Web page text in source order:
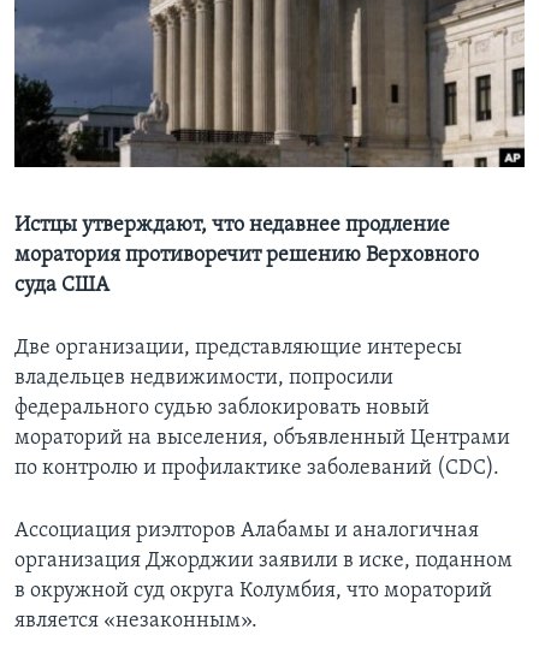
Learning English
СОЦИАЛЬНЫЕ СЕТИ
Языки
Истцы утверждают, что недавнее продление
моратория противоречит решению Верховного
суда США
Две организации, представляющие интересы
владельцев недвижимости, попросили
федерального судью заблокировать новый
мораторий на выселения, объявленный Центрами
по контролю и профилактике заболеваний (CDC).
Ассоциация риэлторов Алабамы и аналогичная
организация Джорджии заявили в иске, поданном
в окружной суд округа Колумбия, что мораторий
является «незаконным».